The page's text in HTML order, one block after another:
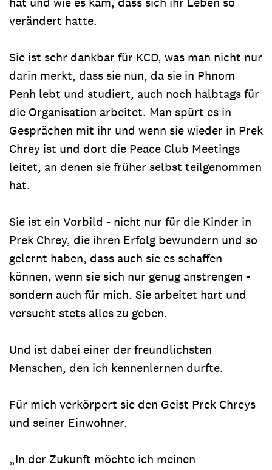
verändert hatte.
Sie ist sehr dankbar für KCD, was man nicht nur
darin merkt, dass sie nun, da sie in Phnom
Penh lebt und studiert, auch noch halbtags für
die Organisation arbeitet. Man spürt es in
Gesprächen mit ihr und wenn sie wieder in Prek
Chrey ist und dort die Peace Club Meetings
leitet, an denen sie früher selbst teilgenommen
hat.
Sie ist ein Vorbild - nicht nur für die Kinder in
Prek Chrey, die ihren Erfolg bewundern und so
gelernt haben, dass auch sie es schaffen
können, wenn sie sich nur genug anstrengen -
sondern auch für mich. Sie arbeitet hart und
versucht stets alles zu geben.
Und ist dabei einer der freundlichsten
Menschen, den ich kennenlernen durfte.
Für mich verkörpert sie den Geist Prek Chreys
und seiner Einwohner.
„In der Zukunft möchte ich meinen